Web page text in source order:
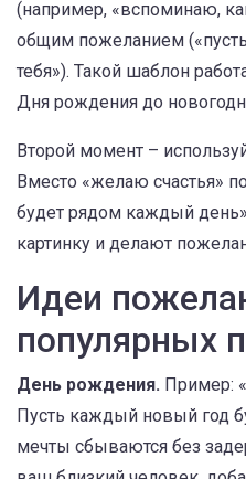
(например, «вспоминаю,
общим пожеланием
тебя»). Такой шаблон
Дня рождения до
Второй момент –
Вместо «желаю счастья»
будет рядом каждый
картинку и делают
Идеи
популярных
День рождения. Пример:
Пусть каждый новый год
мечты сбываются без